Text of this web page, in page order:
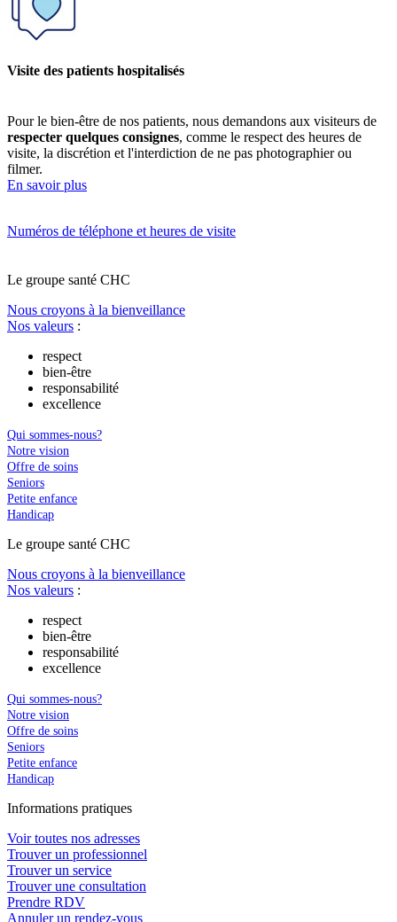
Visite des patients hospitalisés
Pour le bien-être de nos patients, nous demandons aux visiteurs de
respecter quelques consignes, comme le respect des heures de
visite, la discrétion et l'interdiction de ne pas photographier ou
filmer.
En savoir plus
Numéros de téléphone et heures de visite
Le groupe santé CHC
Nous croyons à la bienveillance
Nos valeurs :
respect
bien-être
responsabilité
excellence
Qui sommes-nous?
Notre vision
Offre de soins
Seniors
Petite enfance
Handicap
Le groupe santé CHC
Nous croyons à la bienveillance
Nos valeurs :
respect
bien-être
responsabilité
excellence
Qui sommes-nous?
Notre vision
Offre de soins
Seniors
Petite enfance
Handicap
Informations pratiques
Voir toutes nos adresses
Trouver un professionnel
Trouver un service
Trouver une consultation
Prendre RDV
Annuler un rendez-vous